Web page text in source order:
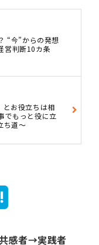
“今”からの発想
営判断10カ条
とお役立ちは相
でもっと役に立
ち道～
感者→実践者